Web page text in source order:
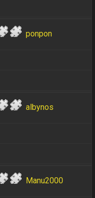
ponpon
albynos
Manu2000